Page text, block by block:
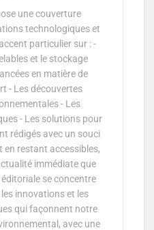
une couverture
technologiques et
particulier sur : -
et le stockage
en matière de
- Les découvertes
- Les
- Les solutions pour
rédigés avec un souci
restant accessibles,
immédiate que
se concentre
innovations et les
qui façonnent notre
avec une